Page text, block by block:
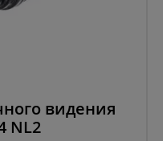
видения
NL2